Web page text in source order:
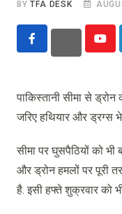
BYTFA DESK
पाकिस्तानी सीमा से
जरिए हथियार और ड्रग्स
सीमा पर घुसपैठियों को
और ड्रोन हमलों पर पूरी
है. इसी हफ्ते शुक्रवार को